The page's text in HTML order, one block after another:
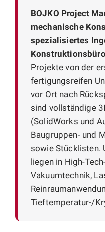
BOJKO Project
mechanische
spezialisiertes
Projekte von der
fertigungsreifen
vor Ort nach
sind vollständige
(SolidWorks und
Baugruppen- und
sowie Stücklisten.
liegen in High-
Vakuumtechnik,
Tieftemperatur-/